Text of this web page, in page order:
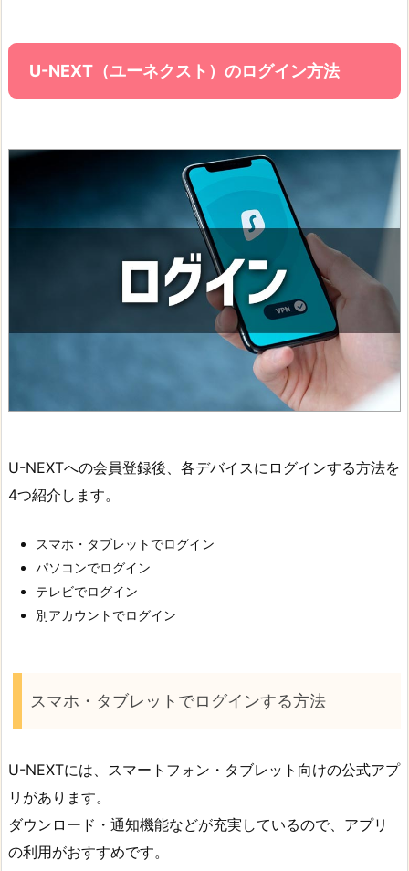
U-NEXT（ユーネクスト）のログイン方法
U-NEXTへの会員登録後、各デバイスにログインする方法を
4つ紹介します。
スマホ・タブレットでログイン
パソコンでログイン
テレビでログイン
別アカウントでログイン
スマホ・タブレットでログインする方法
U-NEXTには、スマートフォン・タブレット向けの公式アプ
リがあります。
ダウンロード・通知機能などが充実しているので、アプリ
の利用がおすすめです。